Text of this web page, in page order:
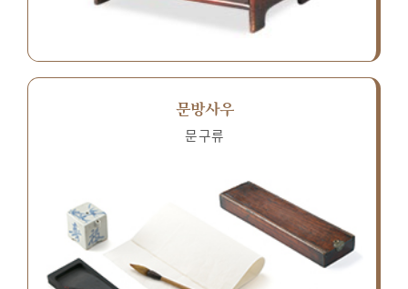
문방사우
문구류